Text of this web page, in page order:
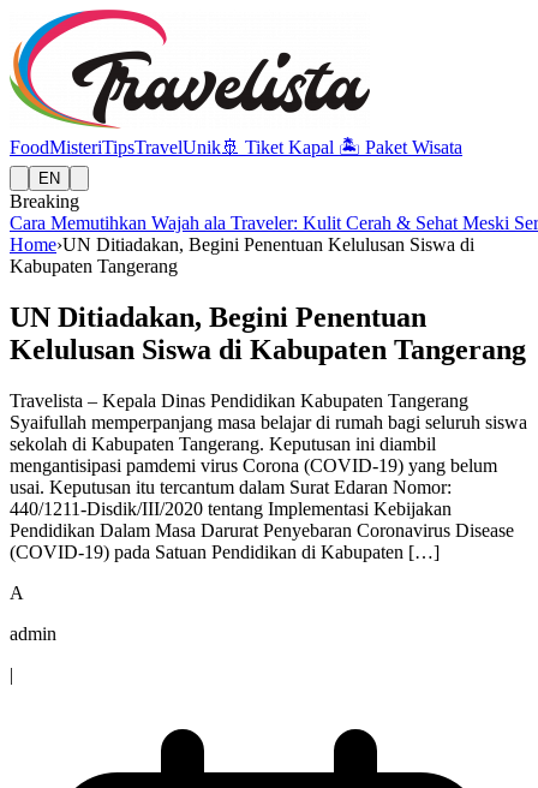
FoodMisteriTipsTravelUnik🚢 Tiket Kapal 🏝️ Paket Wisata
EN
Breaking
Cara Memutihkan Wajah ala Traveler: Kulit Cerah & Sehat Meski
Home›UN Ditiadakan, Begini Penentuan Kelulusan Siswa di
Kabupaten Tangerang
UN Ditiadakan, Begini Penentuan
Kelulusan Siswa di Kabupaten Tangerang
Travelista – Kepala Dinas Pendidikan Kabupaten Tangerang
Syaifullah memperpanjang masa belajar di rumah bagi seluruh siswa
sekolah di Kabupaten Tangerang. Keputusan ini diambil
mengantisipasi pamdemi virus Corona (COVID-19) yang belum
usai. Keputusan itu tercantum dalam Surat Edaran Nomor:
440/1211-Disdik/III/2020 tentang Implementasi Kebijakan
Pendidikan Dalam Masa Darurat Penyebaran Coronavirus Disease
(COVID-19) pada Satuan Pendidikan di Kabupaten […]
A
admin
|